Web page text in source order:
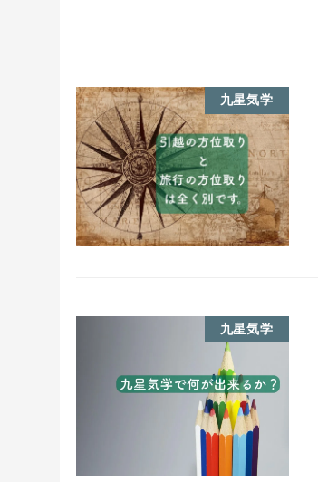
九星気学
九星気学